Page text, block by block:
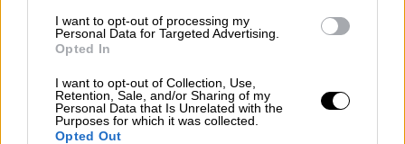
I want to opt-out of processing my
Personal Data for Targeted Advertising.
Opted In
I want to opt-out of Collection, Use,
Retention, Sale, and/or Sharing of my
Personal Data that Is Unrelated with the
Purposes for which it was collected.
Opted Out
Lifestyle|01.11.2024 10:38
«Μη χάσετε την ευκαιρία»: Οι Avengers
στο πλευρό της Κάμαλα Χάρις
Η πρωτοβουλία της Σκάρλετ Γιόχανσον για
να πείσουν τους πολίτες να ψηφίσουν